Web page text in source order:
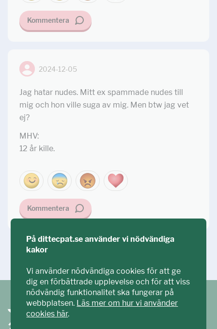
Kommentera
2024-12-05
Jag hatar nudes. Mitt ex spammade nudes till
mig och hon ville suga av mig. Men btw jag vet
ej?
MHV:
12 år kille.
Kommentera
På dittecpat.se använder vi nödvändiga
kakor
Vi använder nödvändiga cookies för att ge
dig en förbättrade upplevelse och för att viss
nödvändig funktionalitet ska fungerar på
webbplatsen. Läs mer om hur vi använder
cookies här.